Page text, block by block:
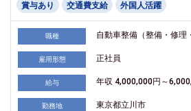
賞与あり 交通費支給 外国人活躍
職種 自動車整備（整備・修理
雇用形態 正社員
給与 年収 4,000,000円～
勤務地 東京都立川市